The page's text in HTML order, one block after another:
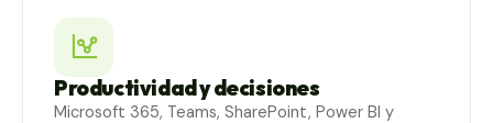
Productividad y decisiones
Microsoft 365, Teams, SharePoint, Power BI y